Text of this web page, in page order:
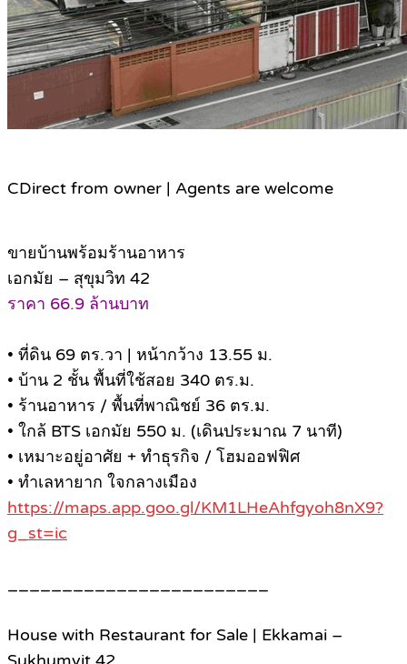
CDirect from owner | Agents are welcome
ขายบ้านพร้อมร้านอาหาร
เอกมัย – สุขุมวิท 42
ราคา 66.9 ล้านบาท
• ที่ดิน 69 ตร.วา | หน้ากว้าง 13.55 ม.
• บ้าน 2 ชั้น พื้นที่ใช้สอย 340 ตร.ม.
• ร้านอาหาร / พื้นที่พาณิชย์ 36 ตร.ม.
• ใกล้ BTS เอกมัย 550 ม. (เดินประมาณ 7 นาที)
• เหมาะอยู่อาศัย + ทำธุรกิจ / โฮมออฟฟิศ
• ทำเลหายาก ใจกลางเมือง
https://maps.app.goo.gl/KM1LHeAhfgyoh8nX9?
g_st=ic
House with Restaurant for Sale | Ekkamai –